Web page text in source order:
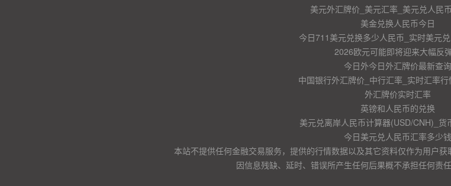
美元外汇牌价_美元汇率_美元兑人民
美金兑换人民币今日
今日711美元兑换多少人民币_实时美元兑
2026欧元可能即将迎来大幅反
今日外今日外汇牌价最新查询
中国银行外汇牌价_中行汇率_实时汇率
外汇牌价实时汇率
英镑和人民币的兑换
美元兑离岸人民币计算器(USD/CNH)_货
今日美元兑人民币汇率多少钱
本站不提供任何金融交易服务，提供的行情数据以及其它资料仅作为用户获
因信息残缺、延时、错误所产生任何后果概不承担任何责